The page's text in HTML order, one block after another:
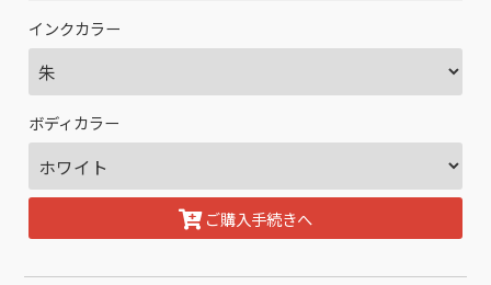
インクカラー
ボディカラー
ご購入手続きへ